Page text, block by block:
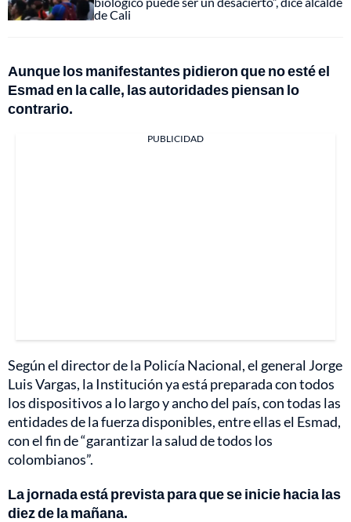
de Cali
Aunque los manifestantes pidieron que no esté el
Esmad en la calle, las autoridades piensan lo
contrario.
PUBLICIDAD
Según el director de la Policía Nacional, el general Jorge
Luis Vargas, la Institución ya está preparada con todos
los dispositivos a lo largo y ancho del país, con todas las
entidades de la fuerza disponibles, entre ellas el Esmad,
con el fin de “garantizar la salud de todos los
colombianos”.
La jornada está prevista para que se inicie hacia las
diez de la mañana.